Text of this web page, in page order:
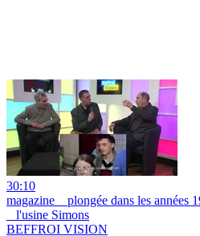
30:10
magazine _ plongée dans les années
_ l'usine Simons
BEFFROI VISION